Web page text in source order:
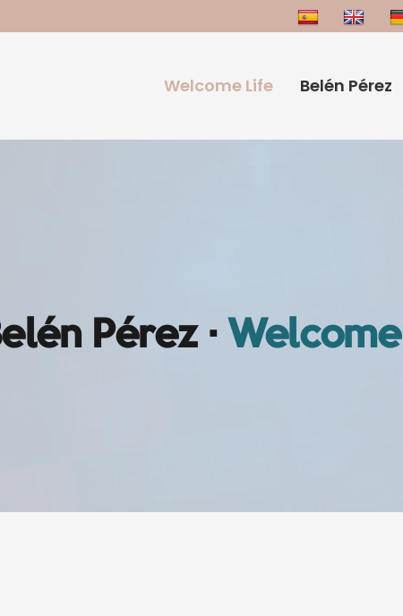
Welcome Life Belén Pérez
Pérez · Welcome